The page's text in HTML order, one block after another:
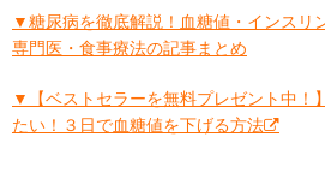
▼糖尿病を徹底解説！血糖値・インスリ
専門医・食事療法の記事まとめ
▼【ベストセラーを無料プレゼント中！
たい！３日で血糖値を下げる方法